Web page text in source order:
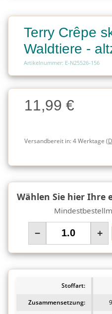
Terry Crêpe
Waldtiere -
Artikelnummer: E-N25526-156
Charge
Charge11,99 €
Versandbereit in:4 Werktage
Wählen Sie hier Ihre
− +
Stoffart:
Zusammensetzung: